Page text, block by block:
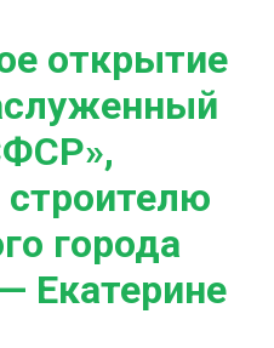
открытие
города
Екатерине